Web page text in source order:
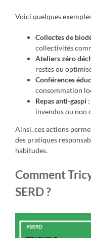
Voici quelques
Collectes de
collectivités
Ateliers zéro
restes ou
Conférences
consommation
Repas anti-gaspi
invendus ou non
Ainsi, ces actions
des pratiques
habitudes.
Comment
SERD ?